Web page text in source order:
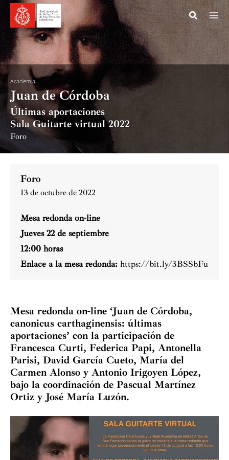
contenido
Academia
Juan de Córdoba
Últimas aportaciones
Sala Guitarte virtual 2022
Foro
Foro
13 de octubre de 2022
Mesa redonda on-line
Jueves 22 de septiembre
12:00 horas
Enlace a la mesa redonda: https://bit.ly/3BSSbFu
Mesa redonda on-line ‘Juan de Córdoba,
canonicus carthaginensis: últimas
aportaciones’ con la participación de
Francesca Curti, Federica Papi, Antonella
Parisi, David García Cueto, María del
Carmen Alonso y Antonio Irigoyen López,
bajo la coordinación de Pascual Martínez
Ortiz y José María Luzón.